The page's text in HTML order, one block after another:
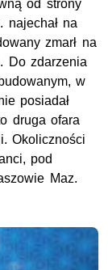
od strony
najechał na
zmarł na
Do zdarzenia
w
posiadał
druga ofara
Okoliczności
pod
Maz.